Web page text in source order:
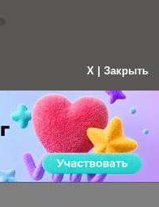
или общей выдачи
X | Закрыть